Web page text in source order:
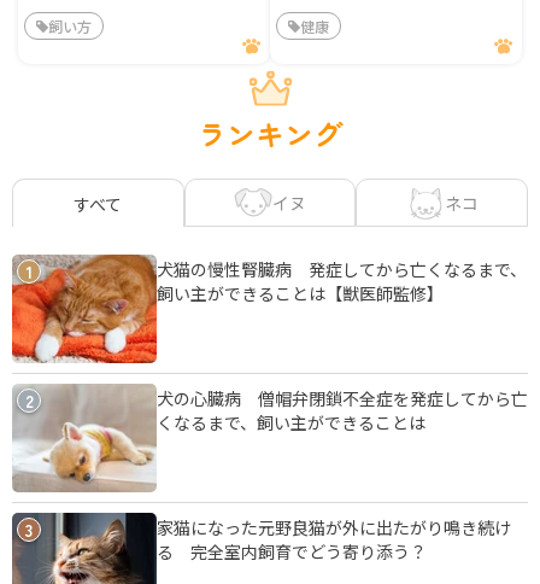
飼い方 健康
ランキング
すべて イヌ ネコ
1
犬猫の慢性腎臓病 発症してから亡くなるまで、
飼い主ができることは【獣医師監修】
2
犬の心臓病 僧帽弁閉鎖不全症を発症してから亡
くなるまで、飼い主ができることは
3
家猫になった元野良猫が外に出たがり鳴き続け
る 完全室内飼育でどう寄り添う？